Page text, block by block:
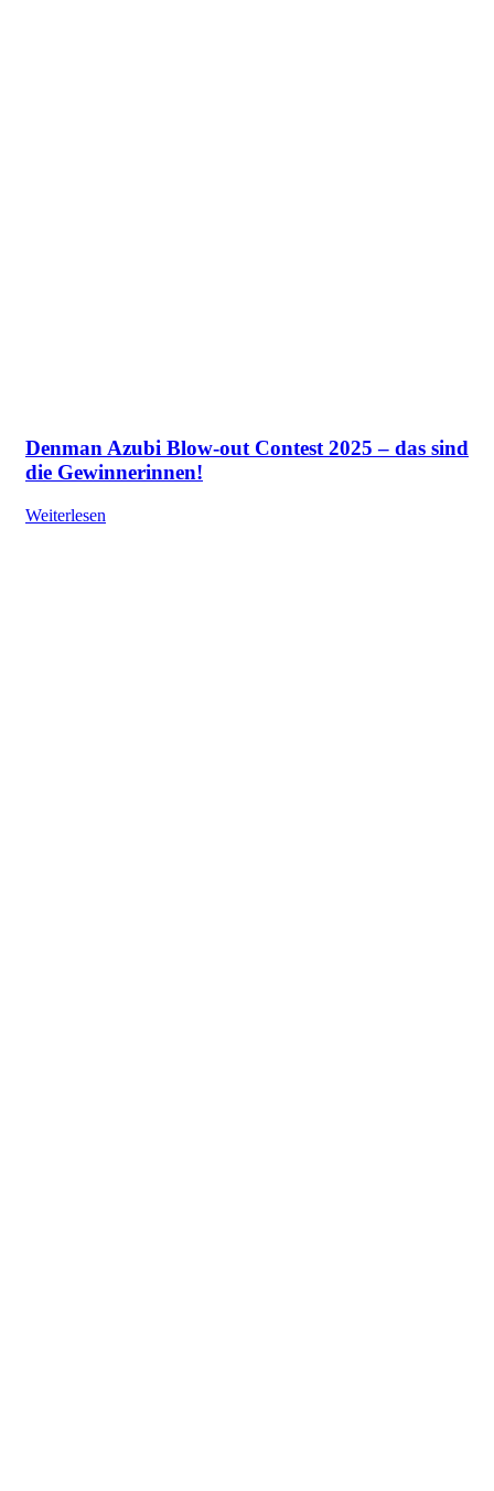
Denman Azubi Blow-out Contest 2025 – das sind
die Gewinnerinnen!
Weiterlesen